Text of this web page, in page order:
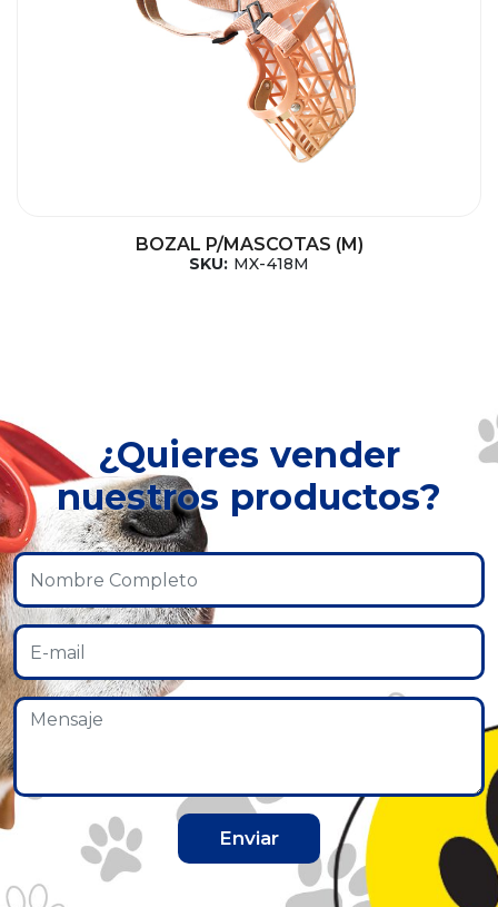
BOZAL P/MASCOTAS (M)
SKU: MX-418M
¿Quieres vender
nuestros productos?
Enviar